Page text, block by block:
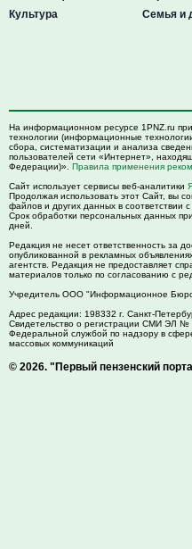
Культура
Семья и
На информационном ресурсе 1PNZ.ru
технологии (информационные
сбора, систематизации и анализа
пользователей сети «Интернет»,
Федерации)». Правила применения
Сайт использует сервисы веб-аналитики
Продолжая использовать этот Сайт, вы
файлов и других данных в соответствии
Срок обработки персональных данных
дней.
Редакция не несет ответственность за
опубликованной в рекламных
агентств. Редакция не предоставляет
материалов только по согласованию с
Учредитель ООО "Информационное
Адрес редакции: 198332 г. Санкт-
Свидетельство о регистрации СМИ ЭЛ
Федеральной службой по надзору в
массовых коммуникаций
© 2026. "Первый пензенский